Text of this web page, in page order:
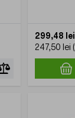
299,48 lei
247,50 lei